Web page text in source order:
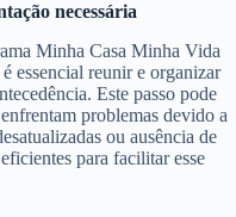
necessária
Minha Casa Minha Vida
essencial reunir e organizar
Este passo pode
problemas devido a
ou ausência de
para facilitar esse